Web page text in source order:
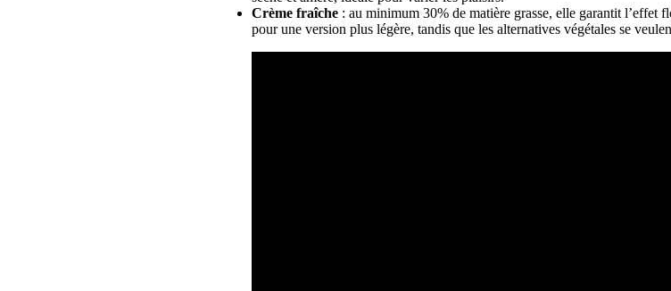
Crème fraîche : au minimum 30% de matière grasse, elle garantit l’effet
pour une version plus légère, tandis que les alternatives végétales se